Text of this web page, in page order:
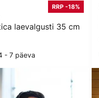
laevalgusti 35 cm
RRP -18%
- 7 päeva